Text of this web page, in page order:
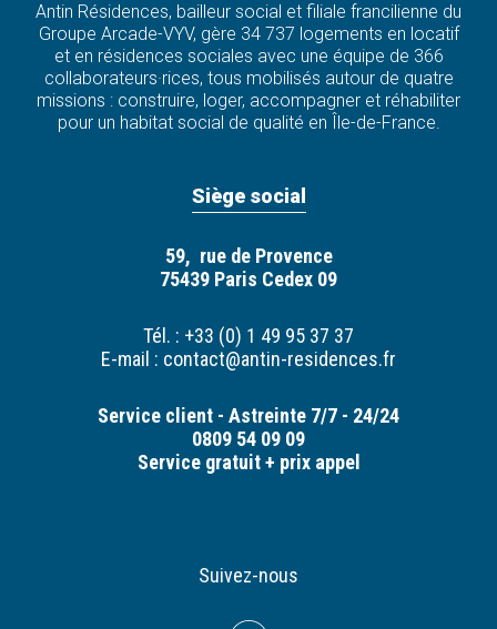
Antin Résidences, bailleur social et filiale francilienne du
Groupe Arcade-VYV, gère 34 737 logements en locatif
et en résidences sociales avec une équipe de 366
collaborateurs·rices, tous mobilisés autour de quatre
missions : construire, loger, accompagner et réhabiliter
pour un habitat social de qualité en Île-de-France.
Siège social
59, rue de Provence
75439 Paris Cedex 09
Tél. : +33 (0) 1 49 95 37 37
E-mail : contact@antin-residences.fr
Service client - Astreinte 7/7 - 24/24
0809 54 09 09
Service gratuit + prix appel
Suivez-nous